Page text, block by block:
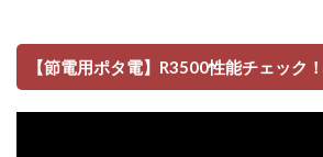
【節電用ポタ電】R3500性能チェック！